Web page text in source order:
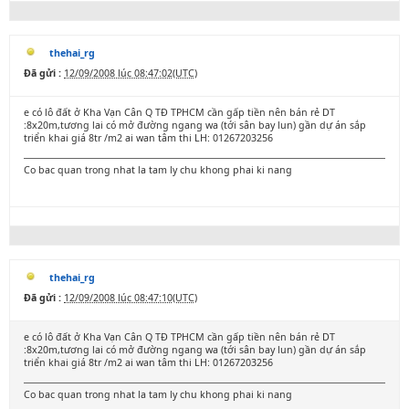
thehai_rg
Đã gửi : 12/09/2008 lúc 08:47:02(UTC)
e có lô đất ở Kha Vạn Cân Q TĐ TPHCM cần gấp tiền nên bán rẻ DT
:8x20m,tương lai có mở đường ngang wa (tới sân bay lun) gần dự án sắp
triển khai giá 8tr /m2 ai wan tâm thi LH: 01267203256
Co bac quan trong nhat la tam ly chu khong phai ki nang
thehai_rg
Đã gửi : 12/09/2008 lúc 08:47:10(UTC)
e có lô đất ở Kha Vạn Cân Q TĐ TPHCM cần gấp tiền nên bán rẻ DT
:8x20m,tương lai có mở đường ngang wa (tới sân bay lun) gần dự án sắp
triển khai giá 8tr /m2 ai wan tâm thi LH: 01267203256
Co bac quan trong nhat la tam ly chu khong phai ki nang